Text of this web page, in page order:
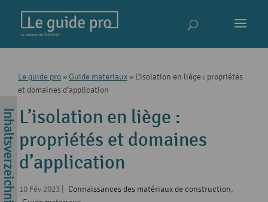
Le guide pro » Guide materiaux » L’isolation en liège : propriétés
et domaines d’application
L’isolation en liège :
propriétés et domaines
d’application
10 Fév 2023 Connaissances des matériaux de construction,